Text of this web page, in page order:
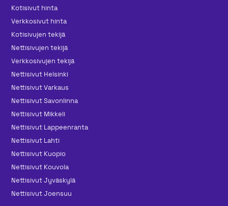
Kotisivut hinta
Verkkosivut hinta
Kotisivujen tekijä
Nettisivujen tekijä
Verkkosivujen tekijä
Nettisivut Helsinki
Nettisivut Varkaus
Nettisivut Savonlinna
Nettisivut Mikkeli
Nettisivut Lappeenranta
Nettisivut Lahti
Nettisivut Kuopio
Nettisivut Kouvola
Nettisivut Jyväskylä
Nettisivut Joensuu